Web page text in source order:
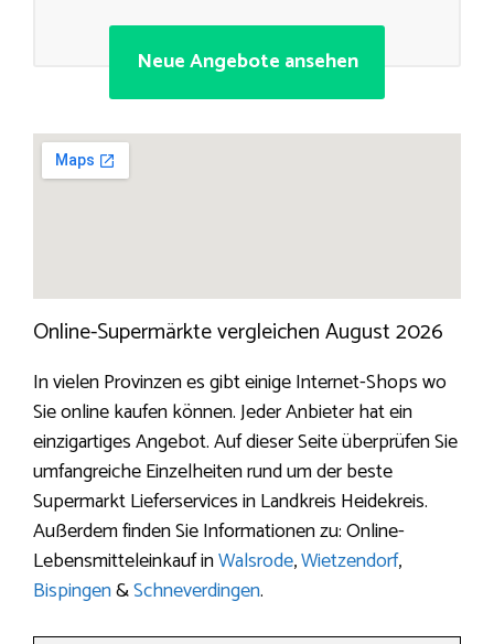
Neue Angebote ansehen
Online-Supermärkte vergleichen August 2026
In vielen Provinzen es gibt einige Internet-Shops wo
Sie online kaufen können. Jeder Anbieter hat ein
einzigartiges Angebot. Auf dieser Seite überprüfen Sie
umfangreiche Einzelheiten rund um der beste
Supermarkt Lieferservices in Landkreis Heidekreis.
Außerdem finden Sie Informationen zu: Online-
Lebensmitteleinkauf inWalsrode,Wietzendorf,
Bispingen&Schneverdingen.